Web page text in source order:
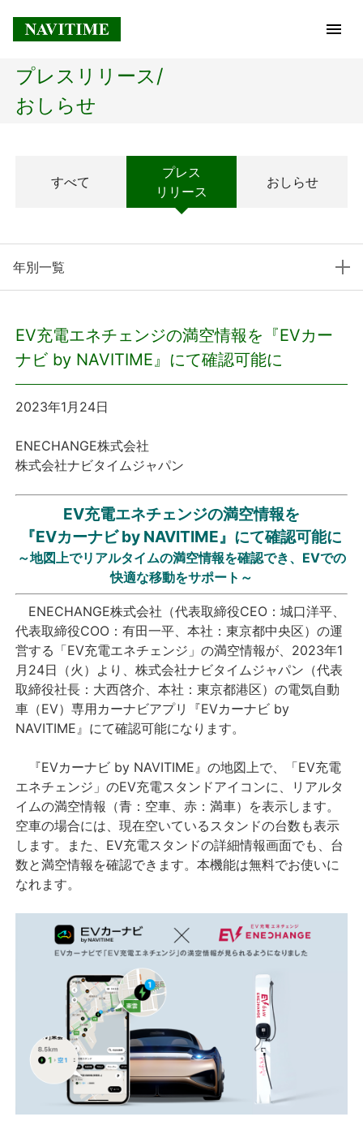
トップページ
経営理念
プレスリリース
プレスリリース
おしらせ
個人向けサービス
法人向けサービス
採用情報
English
プレスリリース/
おしらせ
すべて
プレス
リリース
おしらせ
年別一覧
EV充電エネチェンジの満空情報を『EVカー
ナビ by NAVITIME』にて確認可能に
2023年1月24日
ENECHANGE株式会社
株式会社ナビタイムジャパン
EV充電エネチェンジの満空情報を
『EVカーナビ by NAVITIME』にて確認可能に
～地図上でリアルタイムの満空情報を確認でき、EVでの
快適な移動をサポート～
ENECHANGE株式会社（代表取締役CEO：城口洋平、
代表取締役COO：有田一平、本社：東京都中央区）の運
営する「EV充電エネチェンジ」の満空情報が、2023年1
月24日（火）より、株式会社ナビタイムジャパン（代表
取締役社長：大西啓介、本社：東京都港区）の電気自動
車（EV）専用カーナビアプリ『EVカーナビ by
NAVITIME』にて確認可能になります。
『EVカーナビ by NAVITIME』の地図上で、「EV充電
エネチェンジ」のEV充電スタンドアイコンに、リアルタ
イムの満空情報（青：空車、赤：満車）を表示します。
空車の場合には、現在空いているスタンドの台数も表示
します。また、EV充電スタンドの詳細情報画面でも、台
数と満空情報を確認できます。本機能は無料でお使いに
なれます。